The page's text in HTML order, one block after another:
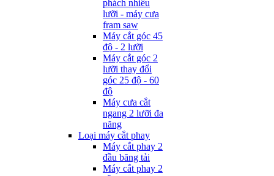
phách nhiều
lưỡi - máy cưa
fram saw
Máy cắt góc 45
độ - 2 lưỡi
Máy cắt góc 2
lưỡi thay đổi
góc 25 độ - 60
độ
Máy cưa cắt
ngang 2 lưỡi đa
năng
Loại máy cắt phay
Máy cắt phay 2
đầu băng tải
Máy cắt phay 2